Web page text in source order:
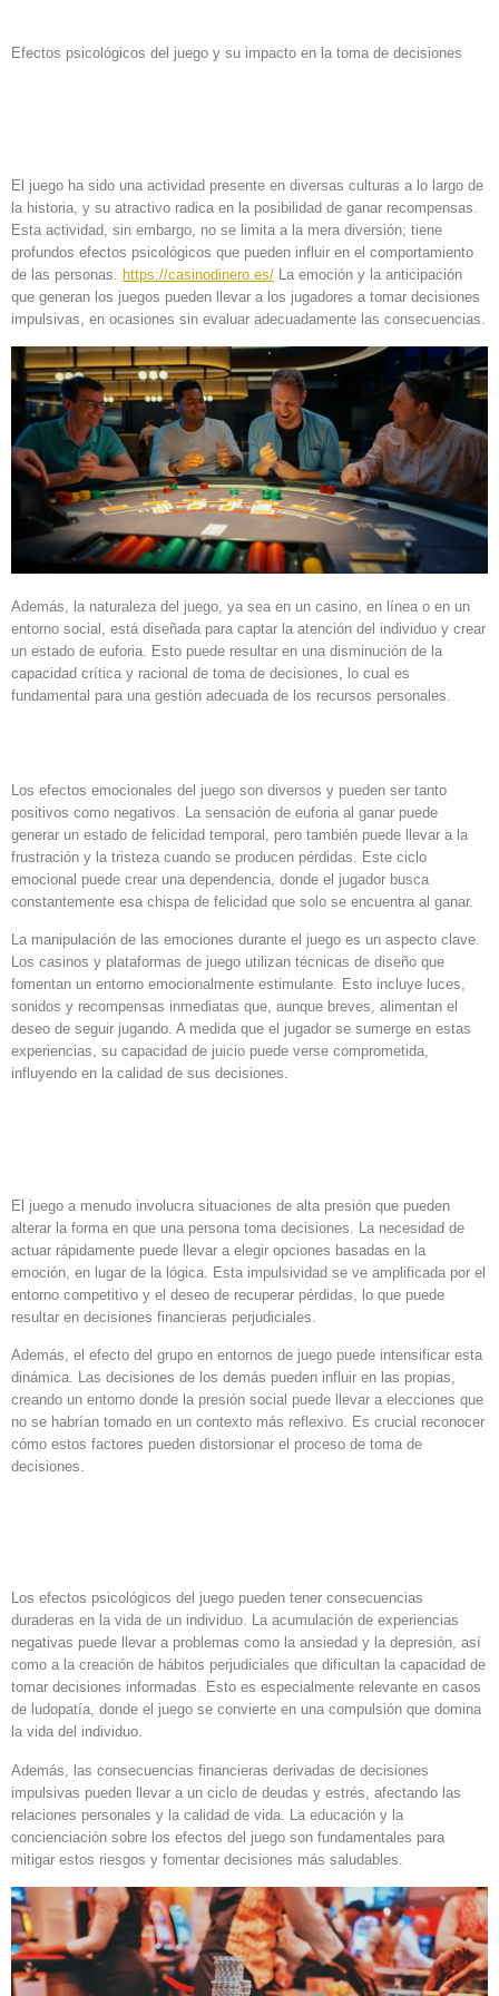
Efectos psicológicos del juego y su impacto en la toma de decisiones
El juego ha sido una actividad presente en diversas culturas a lo largo de
la historia, y su atractivo radica en la posibilidad de ganar recompensas.
Esta actividad, sin embargo, no se limita a la mera diversión; tiene
profundos efectos psicológicos que pueden influir en el comportamiento
de las personas. https://casinodinero.es/ La emoción y la anticipación
que generan los juegos pueden llevar a los jugadores a tomar decisiones
impulsivas, en ocasiones sin evaluar adecuadamente las consecuencias.
Además, la naturaleza del juego, ya sea en un casino, en línea o en un
entorno social, está diseñada para captar la atención del individuo y crear
un estado de euforia. Esto puede resultar en una disminución de la
capacidad crítica y racional de toma de decisiones, lo cual es
fundamental para una gestión adecuada de los recursos personales.
Los efectos emocionales del juego son diversos y pueden ser tanto
positivos como negativos. La sensación de euforia al ganar puede
generar un estado de felicidad temporal, pero también puede llevar a la
frustración y la tristeza cuando se producen pérdidas. Este ciclo
emocional puede crear una dependencia, donde el jugador busca
constantemente esa chispa de felicidad que solo se encuentra al ganar.
La manipulación de las emociones durante el juego es un aspecto clave.
Los casinos y plataformas de juego utilizan técnicas de diseño que
fomentan un entorno emocionalmente estimulante. Esto incluye luces,
sonidos y recompensas inmediatas que, aunque breves, alimentan el
deseo de seguir jugando. A medida que el jugador se sumerge en estas
experiencias, su capacidad de juicio puede verse comprometida,
influyendo en la calidad de sus decisiones.
El juego a menudo involucra situaciones de alta presión que pueden
alterar la forma en que una persona toma decisiones. La necesidad de
actuar rápidamente puede llevar a elegir opciones basadas en la
emoción, en lugar de la lógica. Esta impulsividad se ve amplificada por el
entorno competitivo y el deseo de recuperar pérdidas, lo que puede
resultar en decisiones financieras perjudiciales.
Además, el efecto del grupo en entornos de juego puede intensificar esta
dinámica. Las decisiones de los demás pueden influir en las propias,
creando un entorno donde la presión social puede llevar a elecciones que
no se habrían tomado en un contexto más reflexivo. Es crucial reconocer
cómo estos factores pueden distorsionar el proceso de toma de
decisiones.
Los efectos psicológicos del juego pueden tener consecuencias
duraderas en la vida de un individuo. La acumulación de experiencias
negativas puede llevar a problemas como la ansiedad y la depresión, así
como a la creación de hábitos perjudiciales que dificultan la capacidad de
tomar decisiones informadas. Esto es especialmente relevante en casos
de ludopatía, donde el juego se convierte en una compulsión que domina
la vida del individuo.
Además, las consecuencias financieras derivadas de decisiones
impulsivas pueden llevar a un ciclo de deudas y estrés, afectando las
relaciones personales y la calidad de vida. La educación y la
concienciación sobre los efectos del juego son fundamentales para
mitigar estos riesgos y fomentar decisiones más saludables.